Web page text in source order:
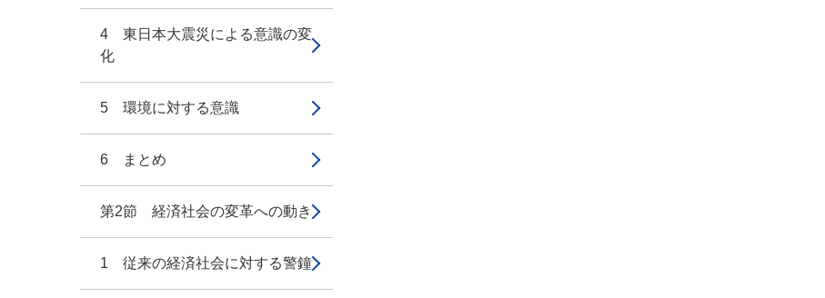
4 東日本大震災による意識の変
化
5 環境に対する意識
6 まとめ
第2節 経済社会の変革への動き
1 従来の経済社会に対する警鐘